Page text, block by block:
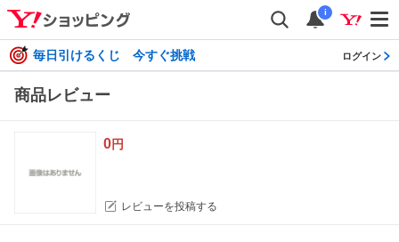
i
毎日引けるくじ 今すぐ挑戦 ログイン
商品レビュー
0円
レビューを投稿する